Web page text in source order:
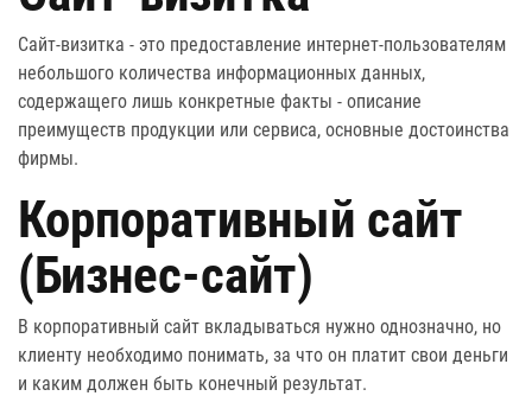
Сайт-визитка - это предоставление интернет-пользователям
небольшого количества информационных данных,
содержащего лишь конкретные факты - описание
преимуществ продукции или сервиса, основные достоинства
фирмы.
Корпоративный сайт
(Бизнес-сайт)
В корпоративный сайт вкладываться нужно однозначно, но
клиенту необходимо понимать, за что он платит свои деньги
и каким должен быть конечный результат.